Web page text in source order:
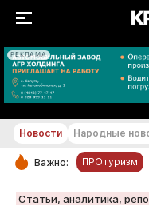
РЕКЛАМА
РУБРИКИ
Новости Народные
Важно: ПРОтуризм
Статьи, аналитика,